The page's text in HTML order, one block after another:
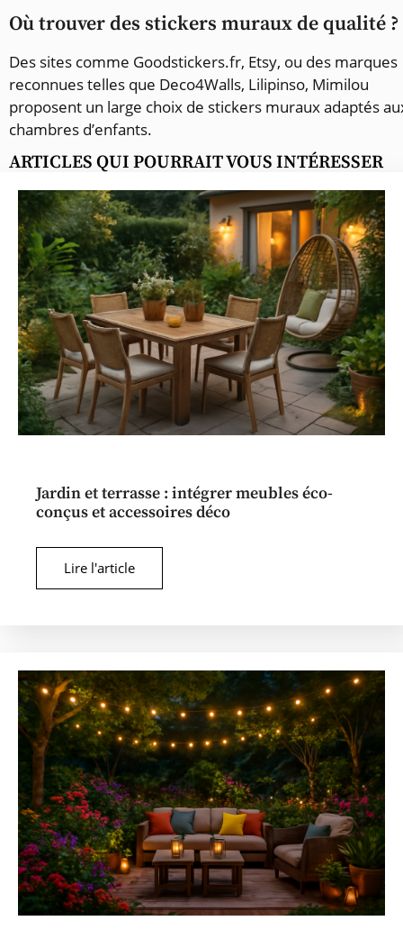
Où trouver des stickers muraux de qualité ?
Des sites comme Goodstickers.fr, Etsy, ou des marques
reconnues telles que Deco4Walls, Lilipinso, Mimilou
proposent un large choix de stickers muraux adaptés
chambres d’enfants.
ARTICLES QUI POURRAIT VOUS INTÉRESSER
Jardin et terrasse : intégrer meubles éco-
conçus et accessoires déco
Lire l'article